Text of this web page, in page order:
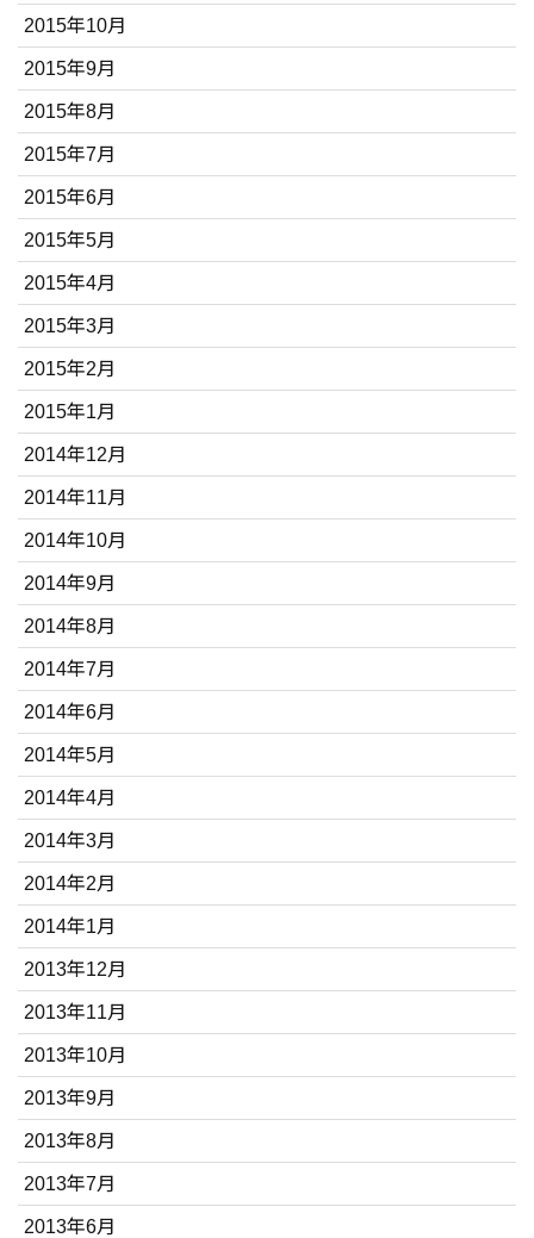
2015年10月
2015年9月
2015年8月
2015年7月
2015年6月
2015年5月
2015年4月
2015年3月
2015年2月
2015年1月
2014年12月
2014年11月
2014年10月
2014年9月
2014年8月
2014年7月
2014年6月
2014年5月
2014年4月
2014年3月
2014年2月
2014年1月
2013年12月
2013年11月
2013年10月
2013年9月
2013年8月
2013年7月
2013年6月